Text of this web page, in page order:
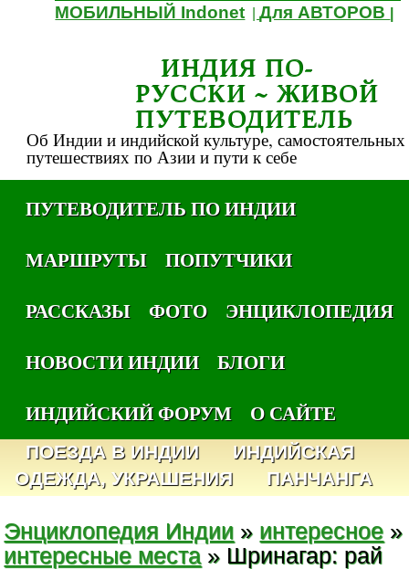
МОБИЛЬНЫЙ Indonet |Для АВТОРОВ
ИНДИЯ ПО-
РУССКИ ~ ЖИВОЙ
ПУТЕВОДИТЕЛЬ
Об Индии и индийской культуре, самостоятельных
путешествиях по Азии и пути к себе
ПУТЕВОДИТЕЛЬ ПО ИНДИИ
МАРШРУТЫ
ПОПУТЧИКИ
РАССКАЗЫ
ФОТО
ЭНЦИКЛОПЕДИЯ
НОВОСТИ ИНДИИ
БЛОГИ
ИНДИЙСКИЙ ФОРУМ
О САЙТЕ
ПОЕЗДА В ИНДИИ
ИНДИЙСКАЯ
ОДЕЖДА, УКРАШЕНИЯ
ПАНЧАНГА
Энциклопедия Индии » интересное »
интересные места » Шринагар: рай